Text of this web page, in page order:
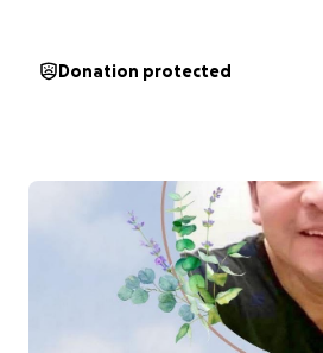
Donation protected